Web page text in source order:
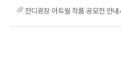
잔디광장 아트월 작품 공모전 안